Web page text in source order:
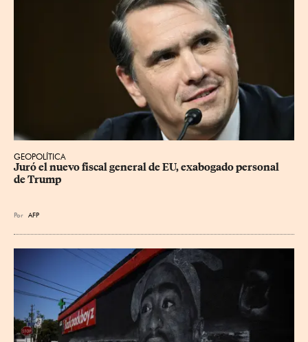
GEOPOLÍTICA
Juró el nuevo fiscal general de EU, exabogado personal
de Trump
Por AFP